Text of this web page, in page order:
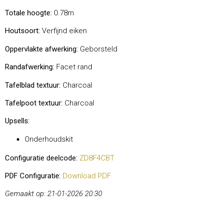
Totale hoogte: 0.78m
Houtsoort: Verfijnd eiken
Oppervlakte afwerking: Geborsteld
Randafwerking: Facet rand
Tafelblad textuur: Charcoal
Tafelpoot textuur: Charcoal
Upsells:
Onderhoudskit
Configuratie deelcode: ZD8F4CBT
PDF Configuratie: Download PDF
Gemaakt op: 21-01-2026 20:30